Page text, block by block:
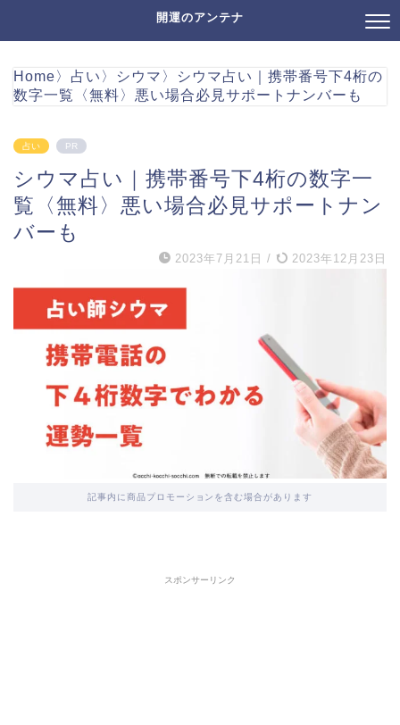
開運のアンテナ
Home〉 占い 〉 シウマ 〉
シウマ占い｜携帯番号下4桁の
数字一覧〈無料〉悪い場合必見サポートナンバーも
占い PR
シウマ占い｜携帯番号下4桁の数字一
覧〈無料〉悪い場合必見サポートナン
バーも
2023年7月21日 / 2023年12月23日
記事内に商品プロモーションを含む場合があります
スポンサーリンク